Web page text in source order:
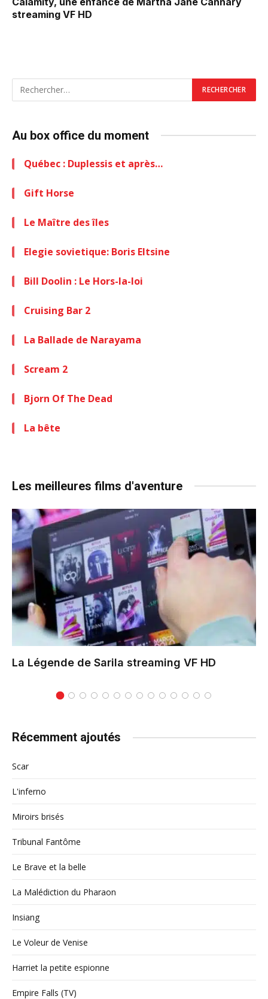
streaming VF HD
Au box office du moment
Québec : Duplessis et après…
Gift Horse
Le Maître des îles
Elegie sovietique: Boris Eltsine
Bill Doolin : Le Hors-la-loi
Cruising Bar 2
La Ballade de Narayama
Scream 2
Bjorn Of The Dead
La bête
Les meilleures films d'aventure
La Légende de Sarila streaming VF HD
Récemment ajoutés
Scar
L'inferno
Miroirs brisés
Tribunal Fantôme
Le Brave et la belle
La Malédiction du Pharaon
Insiang
Le Voleur de Venise
Harriet la petite espionne
Empire Falls (TV)